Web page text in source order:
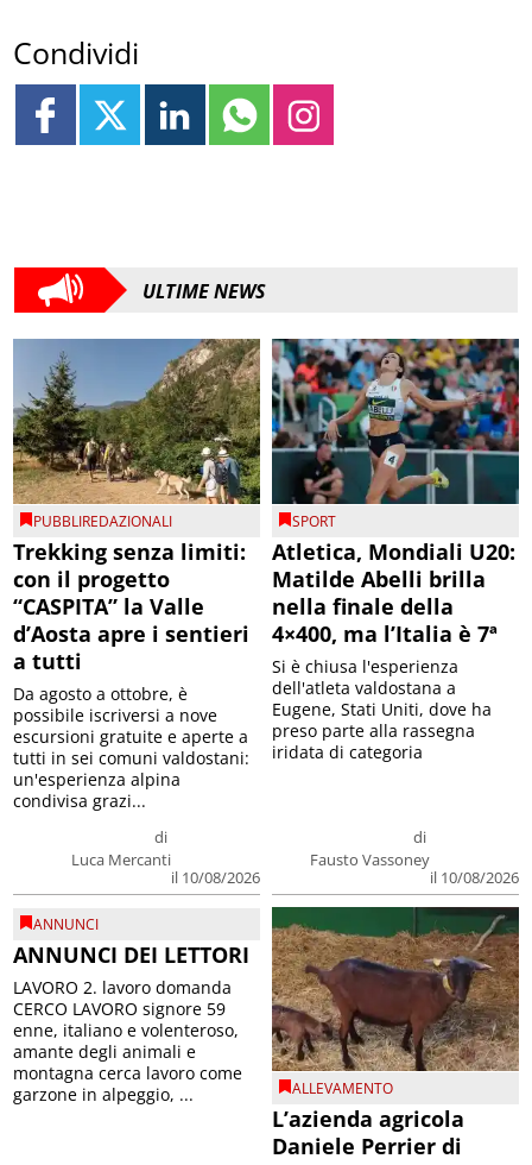
Condividi
ULTIME NEWS
PUBBLIREDAZIONALI
Trekking senza limiti:
con il progetto
“CASPITA” la Valle
d’Aosta apre i sentieri
a tutti
di
Luca Mercanti
il 10/08/2026
Da agosto a ottobre, è
possibile iscriversi a nove
escursioni gratuite e aperte a
tutti in sei comuni valdostani:
un'esperienza alpina
condivisa grazi...
SPORT
Atletica, Mondiali U20:
Matilde Abelli brilla
nella finale della
4×400, ma l’Italia è 7ª
di
Fausto Vassoney
il 10/08/2026
Si è chiusa l'esperienza
dell'atleta valdostana a
Eugene, Stati Uniti, dove ha
preso parte alla rassegna
iridata di categoria
ANNUNCI
ANNUNCI DEI LETTORI
LAVORO 2. lavoro domanda
CERCO LAVORO signore 59
enne, italiano e volenteroso,
amante degli animali e
montagna cerca lavoro come
garzone in alpeggio, ...
ALLEVAMENTO
L’azienda agricola
Daniele Perrier di